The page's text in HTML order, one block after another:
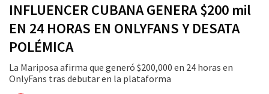
INFLUENCER CUBANA GENERA $200 mil
EN 24 HORAS EN ONLYFANS Y DESATA
POLÉMICA
La Mariposa afirma que generó $200,000 en 24 horas en
OnlyFans tras debutar en la plataforma